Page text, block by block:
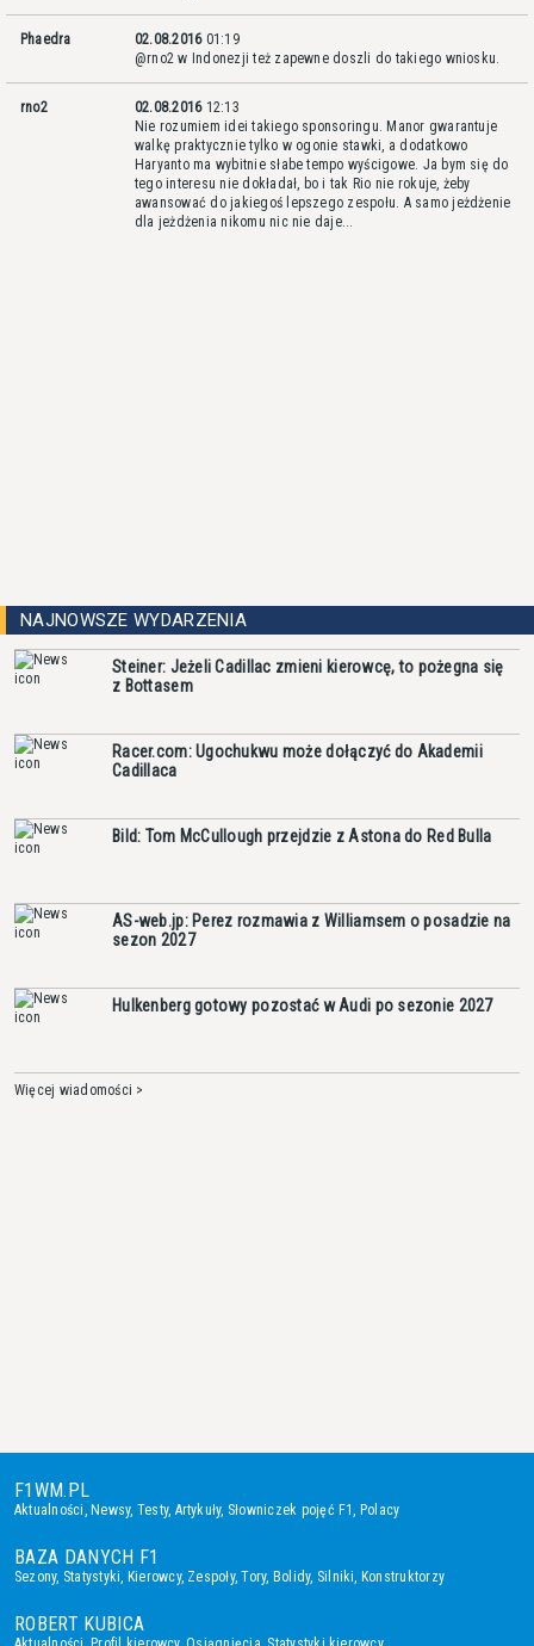
Phaedra 02.08.2016 01:19
@rno2 w Indonezji też zapewne doszli do takiego wniosku.
rno2 02.08.2016 12:13
Nie rozumiem idei takiego sponsoringu. Manor gwarantuje
walkę praktycznie tylko w ogonie stawki, a dodatkowo
Haryanto ma wybitnie słabe tempo wyścigowe. Ja bym się do
tego interesu nie dokładał, bo i tak Rio nie rokuje, żeby
awansować do jakiegoś lepszego zespołu. A samo jeżdżenie
dla jeżdżenia nikomu nic nie daje...
NAJNOWSZE WYDARZENIA
Steiner: Jeżeli Cadillac zmieni kierowcę, to pożegna się
z Bottasem
Racer.com: Ugochukwu może dołączyć do Akademii
Cadillaca
Bild: Tom McCullough przejdzie z Astona do Red Bulla
AS-web.jp: Perez rozmawia z Williamsem o posadzie na
sezon 2027
Hulkenberg gotowy pozostać w Audi po sezonie 2027
Więcej wiadomości >
F1WM.PL
Aktualności, Newsy, Testy, Artykuły, Słowniczek pojęć F1, Polacy
BAZA DANYCH F1
Sezony, Statystyki, Kierowcy, Zespoły,Tory, Bolidy, Silniki, Konstruktorzy
ROBERT KUBICA